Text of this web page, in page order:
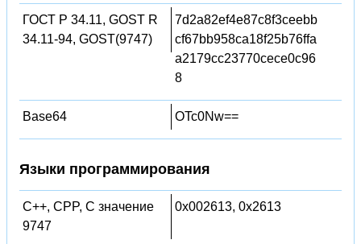
ГОСТ Р 34.11, GOST R
34.11-94, GOST(9747)
7d2a82ef4e87c8f3ceebb
cf67bb958ca18f25b76ffa
a2179cc23770cece0c96
8
Base64 OTc0Nw==
Языки программирования
C++, CPP, C значение
9747
0x002613, 0x2613